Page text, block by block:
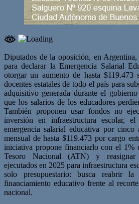
Diputados de la oposición, en
para declarar la Emergencia Salarial
otorgar un aumento de hasta $119.473
docentes estatales de todo el país para
adquisitivo generada durante el
que los salarios de los educadores
También proponen usar fondos no
inversión en infraestructura escolar,
emergencia salarial educativa por
mensual de hasta $119.473 por cargo
iniciativa propone financiarlo con el 1%
Tesoro Nacional (ATN) y
ejecutados en 2025 para infraestructura
solo presupuestario: busca reabrir
financiamiento educativo frente al
nacional.